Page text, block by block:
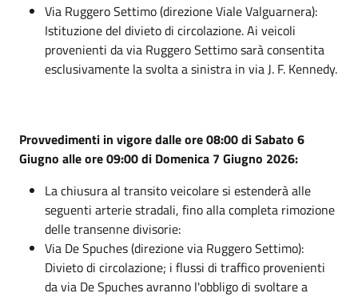
Via Ruggero Settimo (direzione Viale Valguarnera):
Istituzione del divieto di circolazione. Ai veicoli
provenienti da via Ruggero Settimo sarà consentita
esclusivamente la svolta a sinistra in via J. F. Kennedy.
Provvedimenti in vigore dalle ore 08:00 di Sabato 6
Giugno alle ore 09:00 di Domenica 7 Giugno 2026:
La chiusura al transito veicolare si estenderà alle
seguenti arterie stradali, fino alla completa rimozione
delle transenne divisorie:
Via De Spuches (direzione via Ruggero Settimo):
Divieto di circolazione; i flussi di traffico provenienti
da via De Spuches avranno l'obbligo di svoltare a